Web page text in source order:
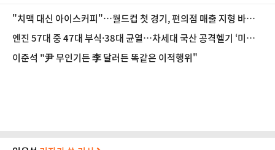
"치맥 대신 아이스커피"…월드컵 첫 경기, 편의점 매출 지형 바꿨
다
엔진 57대 중 47대 부식·38대 균열…차세대 국산 공격헬기 ‘미르
온’ 비행 중단
이준석 "尹 무인기든 李 달러든 똑같은 이적행위"